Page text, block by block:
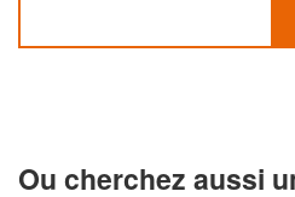
Ou cherchez aussi